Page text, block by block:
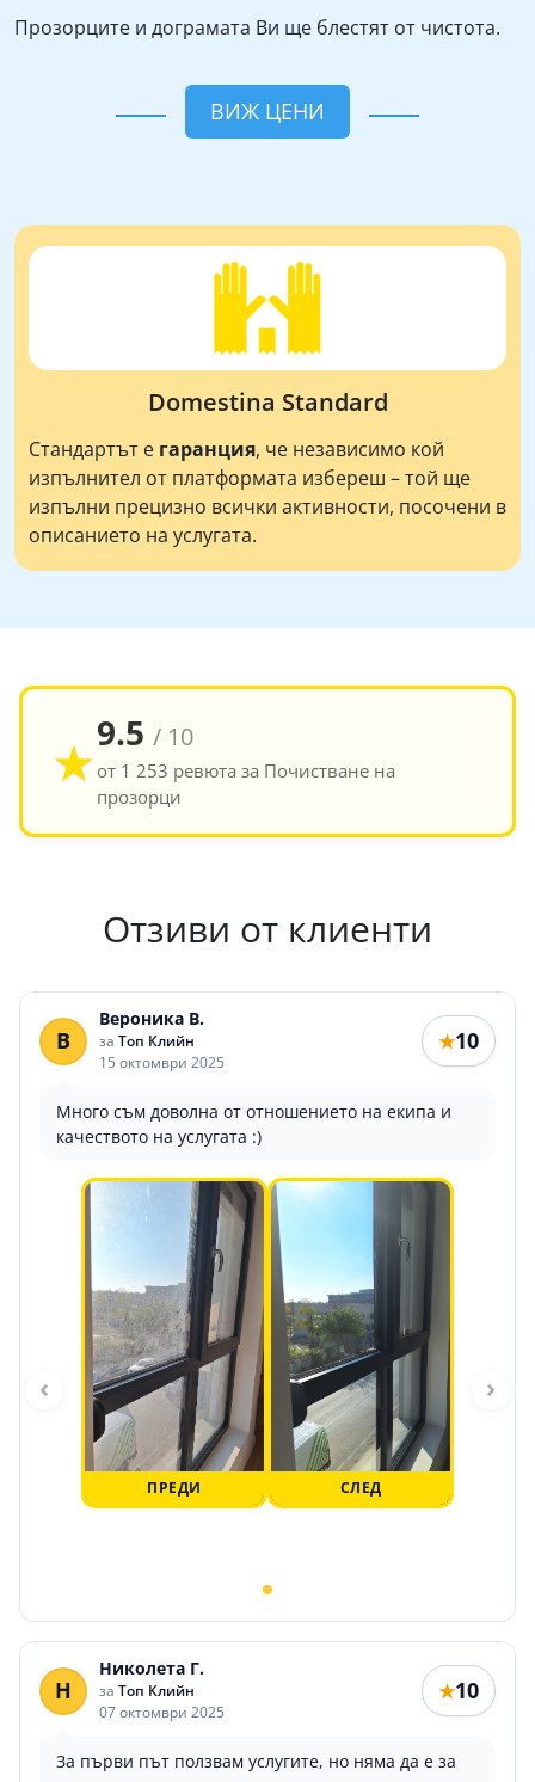
Прозорците и дограмата Ви ще блестят от чистота.
ВИЖ ЦЕНИ
Domestina Standard
Стандартът е гаранция, че независимо кой
изпълнител от платформата избереш – той ще
изпълни прецизно всички активности, посочени в
описанието на услугата.
★9.5 / 10
от 1 253 ревюта за Почистване на
прозорци
Отзиви от клиенти
В
Вероника В.
за Топ Клийн
15 октомври 2025
★10
Много съм доволна от отношението на екипа и
качеството на услугата :)
ПРЕДИ СЛЕД
‹ ›
Н
Николета Г.
за Топ Клийн
07 октомври 2025
★10
За първи път ползвам услугите, но няма да е за